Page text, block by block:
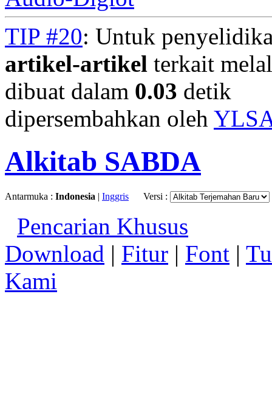
TIP #20: Untuk
artikel-artikel terkait
dibuat dalam 0.03 detik
dipersembahkan oleh
Alkitab SABDA
Antarmuka : Indonesia | Inggris Versi :
Pencarian Khusus
Download | Fitur | Font |
Kami